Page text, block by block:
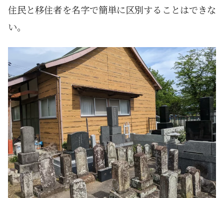
住民と移住者を名字で簡単に区別することはできな
い。